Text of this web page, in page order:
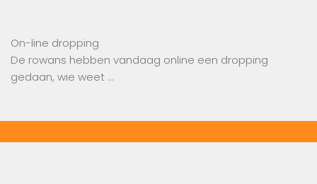
On-line dropping
De rowans hebben vandaag online een dropping
gedaan, wie weet …